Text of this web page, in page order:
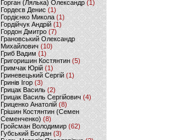
Горган (Лялька) Олександр(1)
Гордеєв Денис (1)
Гордієнко Микола (1)
Гордійчук Андрій (1)
Гордон Дмитро (7)
Грановський Олександр
Михайлович (10)
Гриб Вадим (1)
Григоришин Костянтин (5)
Гримчак Юрій(1)
Гриневецький Сергій(1)
Гринів Ігор (3)
Грицак Василь (2)
Грицак Василь Сергійович (4)
Гриценко Анатолій (8)
Грішин Костянтин (Семен
Семенченко)(8)
Гройсман Володимир(62)
Губський Богдан (3)